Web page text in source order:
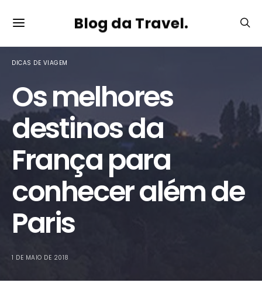
Blog da Travel.
DICAS DE VIAGEM
Os melhores
destinos da
França para
conhecer além de
Paris
1 DE MAIO DE 2018